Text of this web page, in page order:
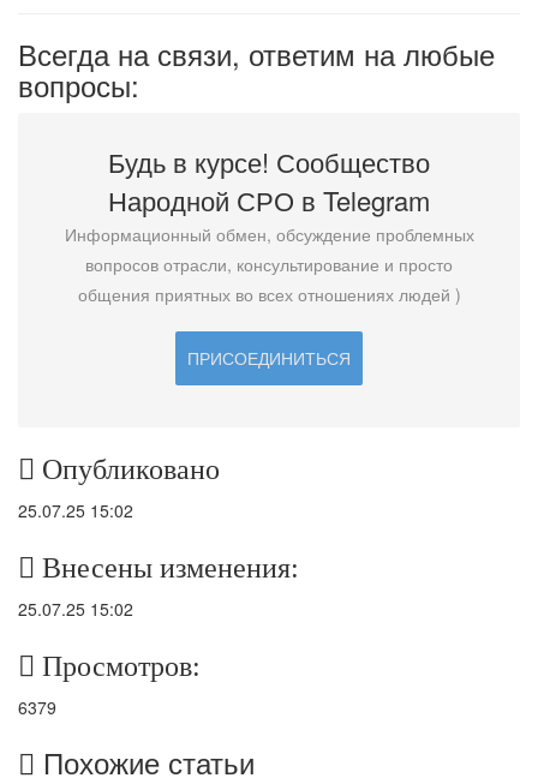
Всегда на связи, ответим на любые
вопросы:
Будь в курсе! Сообщество
Народной СРО в Telegram
Информационный обмен, обсуждение проблемных
вопросов отрасли, консультирование и просто
общения приятных во всех отношениях людей )
ПРИСОЕДИНИТЬСЯ
Опубликовано
25.07.25 15:02
Внесены изменения:
25.07.25 15:02
Просмотров:
6379
Похожие статьи